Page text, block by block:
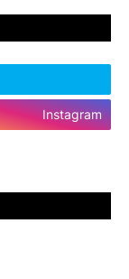
Instagram